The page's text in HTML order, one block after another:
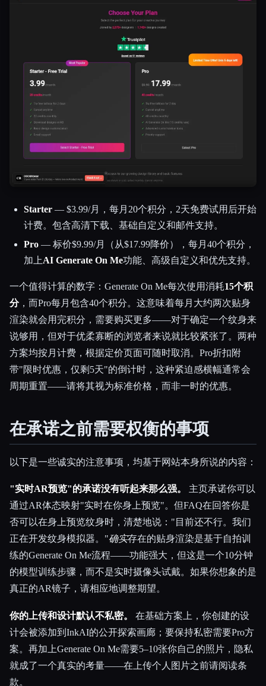
Starter — $3.99/月，每月20个积分，2天免费试用后开始
计费。包含高清下载、基础自定义和邮件支持。
Pro — 标价$9.99/月（从$17.99降价），每月40个积分，
加上AI Generate On Me功能、高级自定义和优先支持。
一个值得计算的数字：Generate On Me每次使用消耗15个积
分，而Pro每月包含40个积分。这意味着每月大约两次贴身
渲染就会用完积分，需要购买更多——对于确定一个纹身来
说够用，但对于优柔寡断的浏览者来说就比较紧张了。两种
方案均按月计费，根据定价页面可随时取消。Pro折扣附
带"限时优惠，仅剩5天"的倒计时，这种紧迫感横幅通常会
周期重置——请将其视为标准价格，而非一时的优惠。
在承诺之前需要权衡的事项
以下是一些诚实的注意事项，均基于网站本身所说的内容：
"实时AR预览"的承诺没有听起来那么强。
主页承诺你可以
通过AR体态映射"实时在你身上预览"。但FAQ在回答你是
否可以在身上预览纹身时，清楚地说："目前还不行。我们
正在开发纹身模拟器。"确实存在的贴身渲染是基于自拍训
练的Generate On Me流程——功能强大，但这是一个10分钟
的模型训练步骤，而不是实时摄像头试戴。如果你想象的是
真正的AR镜子，请相应地调整期望。
你的上传和设计默认不私密。
在基础方案上，你创建的设
计会被添加到InkAI的公开探索画廊；要保持私密需要Pro方
案。再加上Generate On Me需要5–10张你自己的照片，隐私
就成了一个真实的考量——在上传个人图片之前请阅读条
款。